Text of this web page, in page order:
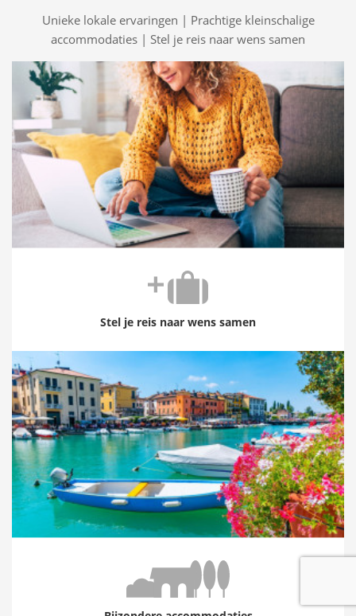
Unieke lokale ervaringen | Prachtige kleinschalige
accommodaties | Stel je reis naar wens samen
Stel je reis naar wens samen